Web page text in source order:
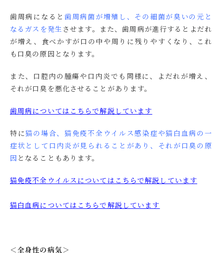
歯周病になると歯周病菌が増殖し、その細菌が臭いの元と
なるガスを発生 させます。また、歯周病が進行するとよだれ
が増え、食べかすが口の中や周りに残りやすくなり、これ
も口臭の原因となります。
また、口腔内の腫瘍や口内炎でも同様に、よだれが増え、
それが口臭を悪化させることがあります。
歯周病についてはこちらで解説しています
特に猫の場合、猫免疫不全ウイルス感染症や猫白血病の一
症状として口内炎が見られることがあり、それが口臭の原
因 となることもあります。
猫免疫不全ウイルスについてはこちらで解説しています
猫白血病についてはこちらで解説しています
＜全身性の病気＞